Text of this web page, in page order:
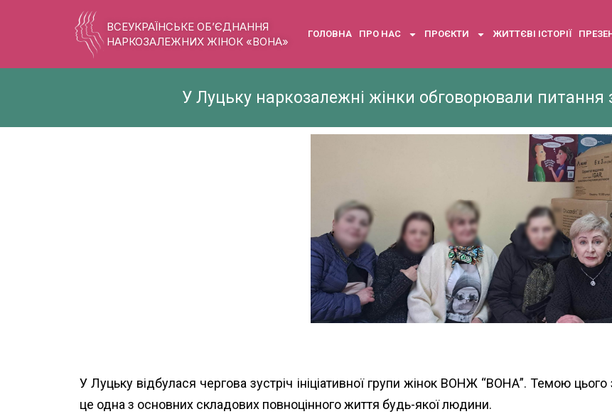
ВСЕУКРАЇНСЬКЕ ОБ’ЄДНАННЯ
НАРКОЗАЛЕЖНИХ ЖІНОК «ВОНА»
ГОЛОВНА ПРО НАС ПРОЄКТИ ЖИТТЄВІ ІСТОРІЇ
У Луцьку наркозалежні жінки обговорювали питання
У Луцьку відбулася чергова зустріч ініціативної групи жінок ВОНЖ “ВОНА”. Темою
це одна з основних складових повноцінного життя будь-якої людини.